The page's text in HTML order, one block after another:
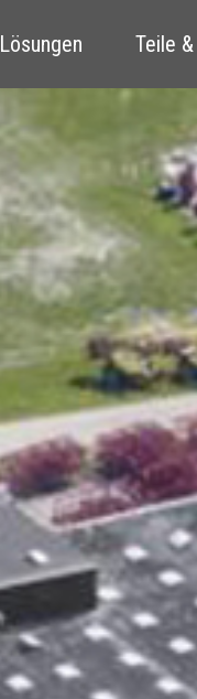
Lösungen Teile